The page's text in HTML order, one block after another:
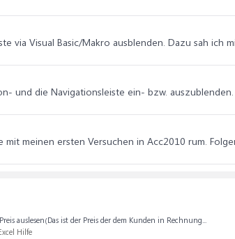
via Visual Basic/Makro ausblenden. Dazu sah ich
und die Navigationsleiste ein- bzw.
mit meinen ersten Versuchen in Acc2010 rum.
auslesen(Das ist der Preis der dem Kunden in Rechnung...
Hilfe